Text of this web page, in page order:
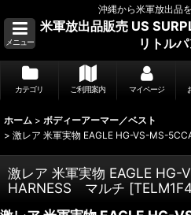
沖縄から米軍放出品
メニュー
米軍放出品販売 US
リトル
カテゴリ ご利用案内 マイページ
ホーム > ボディーアーマー／ベスト
> 激レア 米軍実物 EAGLE HG-VS-MS-
激レア 米軍実物 EAGLE
HARNESS マルチ [